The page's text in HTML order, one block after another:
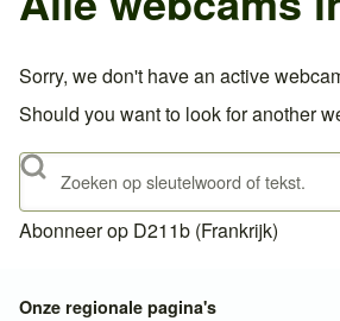
Sorry, we don't have an active
Should you want to look for another
Zoeken
Abonneer op D211b (Frankrijk)
Onze regionale pagina's